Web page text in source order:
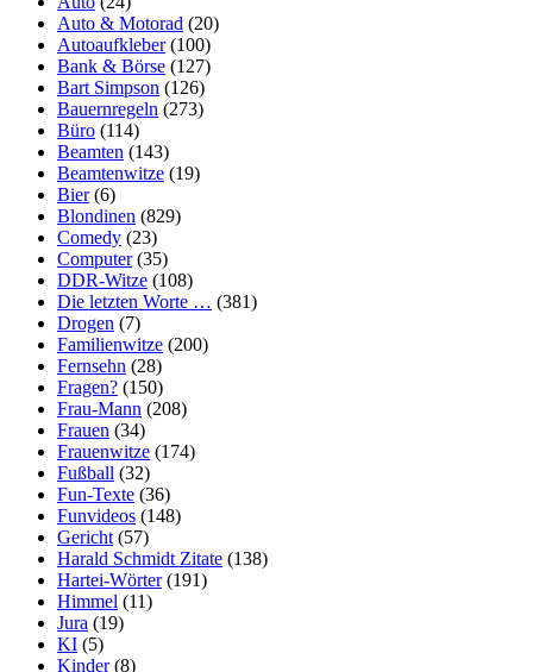
Auto & Motorad (20)
Autoaufkleber(100)
Bank & Börse (127)
Bart Simpson (126)
Bauernregeln (273)
Büro (114)
Beamten (143)
Beamtenwitze (19)
Bier(6)
Blondinen (829)
Comedy (23)
Computer(35)
DDR-Witze (108)
Die letzten Worte … (381)
Drogen (7)
Familienwitze (200)
Fernsehn (28)
Fragen? (150)
Frau-Mann (208)
Frauen (34)
Frauenwitze (174)
Fußball (32)
Fun-Texte (36)
Funvideos (148)
Gericht(57)
Harald Schmidt Zitate (138)
Hartei-Wörter(191)
Himmel (11)
Jura (19)
KI (5)
Kinder(8)